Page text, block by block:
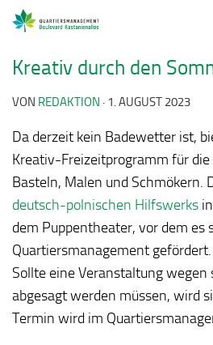
Kreativ durch den
VON REDAKTION · 1. AUGUST 2023
Da derzeit kein Badewetter ist,
Kreativ-Freizeitprogramm für die
Basteln, Malen und Schmökern.
deutsch-polnischen Hilfswerks
dem Puppentheater, vor dem
Quartiersmanagement gefördert.
Sollte eine Veranstaltung
abgesagt werden müssen, wird
Termin wird im